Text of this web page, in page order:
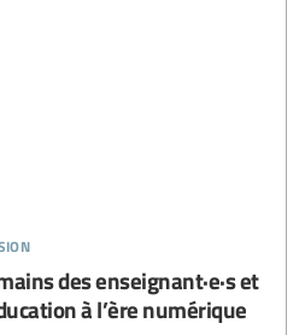
des enseignant·e·s et
à l’ère numérique